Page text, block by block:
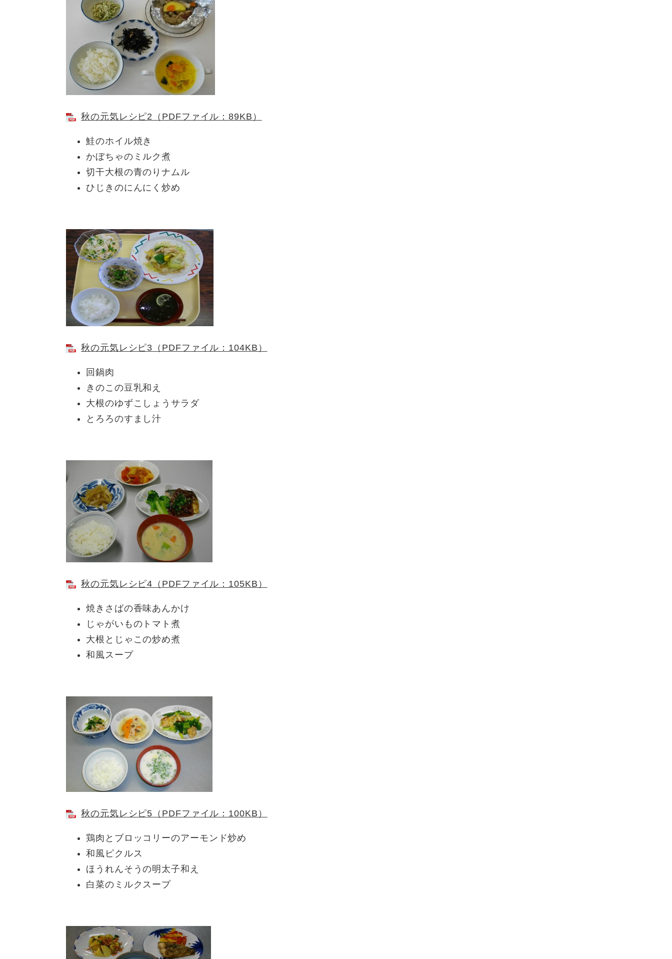
秋の元気レシピ2（PDFファイル：89KB）
鮭のホイル焼き
かぼちゃのミルク煮
切干大根の青のりナムル
ひじきのにんにく炒め
秋の元気レシピ3（PDFファイル：104KB）
回鍋肉
きのこの豆乳和え
大根のゆずこしょうサラダ
とろろのすまし汁
秋の元気レシピ4（PDFファイル：105KB）
焼きさばの香味あんかけ
じゃがいものトマト煮
大根とじゃこの炒め煮
和風スープ
秋の元気レシピ5（PDFファイル：100KB）
鶏肉とブロッコリーのアーモンド炒め
和風ピクルス
ほうれんそうの明太子和え
白菜のミルクスープ